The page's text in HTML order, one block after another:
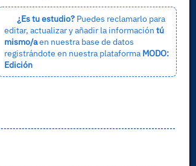
¿Es tu estudio?Puedes reclamarlo para
editar, actualizar y añadir la información tú
mismo/aen nuestra base de datos
registrándote en nuestra plataforma MODO:
Edición